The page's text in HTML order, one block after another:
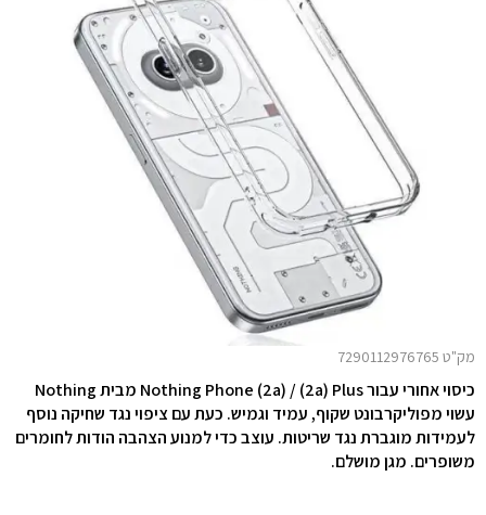
מק"ט 7290112976765
כיסוי אחורי עבור Nothing Phone (2a) / (2a) Plus מבית Nothing
עשוי מפוליקרבונט שקוף, עמיד וגמיש. כעת עם ציפוי נגד שחיקה נוסף
לעמידות מוגברת נגד שריטות. עוצב כדי למנוע הצהבה הודות לחומרים
משופרים. מגן מושלם.